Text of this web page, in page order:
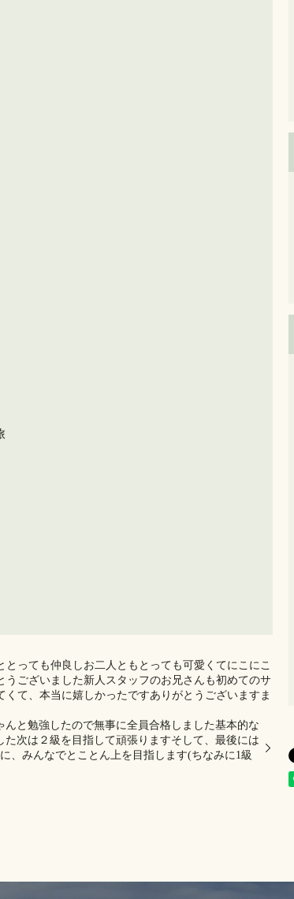
っても仲良しお二人ともとっても可愛くてにこにこ
ございました新人スタッフのお兄さんも初めてのサ
て、本当に嬉しかったですありがとうございますま
と勉強したので無事に全員合格しました基本的な
次は２級を目指して頑張ります️そして、最後には
、みんなでとことん上を目指します(ちなみに1級